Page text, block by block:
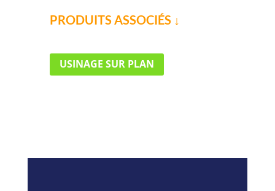
PRODUITS ASSOCIÉS ↓
USINAGE SUR PLAN